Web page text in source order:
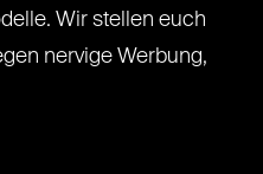
Wir stellen euch
nervige Werbung,